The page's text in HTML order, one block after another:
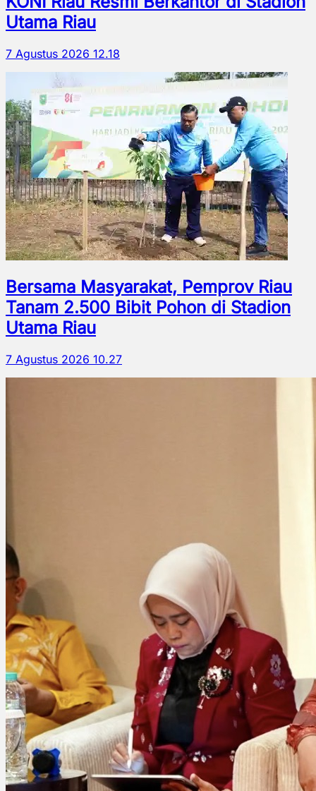
Utama Riau
7 Agustus 2026 12.18
Bersama Masyarakat, Pemprov Riau
Tanam 2.500 Bibit Pohon di Stadion
Utama Riau
7 Agustus 2026 10.27